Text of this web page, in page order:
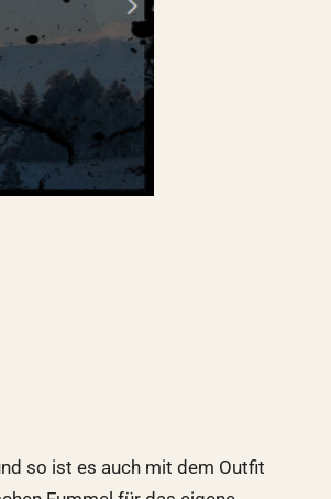
so ist es auch mit dem Outfit